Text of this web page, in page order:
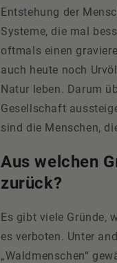
Entstehung der
Systeme, die mal
oftmals einen
auch heute noch
Natur leben. Darum
Gesellschaft
sind die Menschen,
Aus welchen
zurück?
Es gibt viele Gründe,
es verboten. Unter
„Waldmenschen“